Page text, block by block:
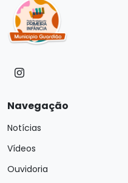
Navegação
Notícias
Vídeos
Ouvidoria